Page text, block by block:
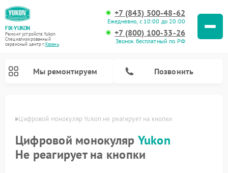
FIX-YUKON
Ремонт устройств Yukon
Специализированный
cервисный центр г.Казань
+7 (843) 500-48-62
Ежедневно, с 10:00 до 20:00
+7 (800) 100-33-26
Звонок бесплатный по РФ
Мы ремонтируем Позвонить
Цифровой монокуляр Yukon не реагирует на кнопки
Цифровой монокуляр Yukon
Не реагирует на кнопки